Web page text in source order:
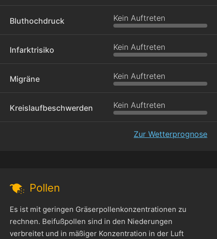
Bluthochdruck Kein Auftreten
Infarktrisiko Kein Auftreten
Migräne Kein Auftreten
Kreislaufbeschwerden Kein Auftreten
Zur Wetterprognose
Pollen
Es ist mit geringen Gräserpollenkonzentrationen zu
rechnen. Beifußpollen sind in den Niederungen
verbreitet und in mäßiger Konzentration in der Luft